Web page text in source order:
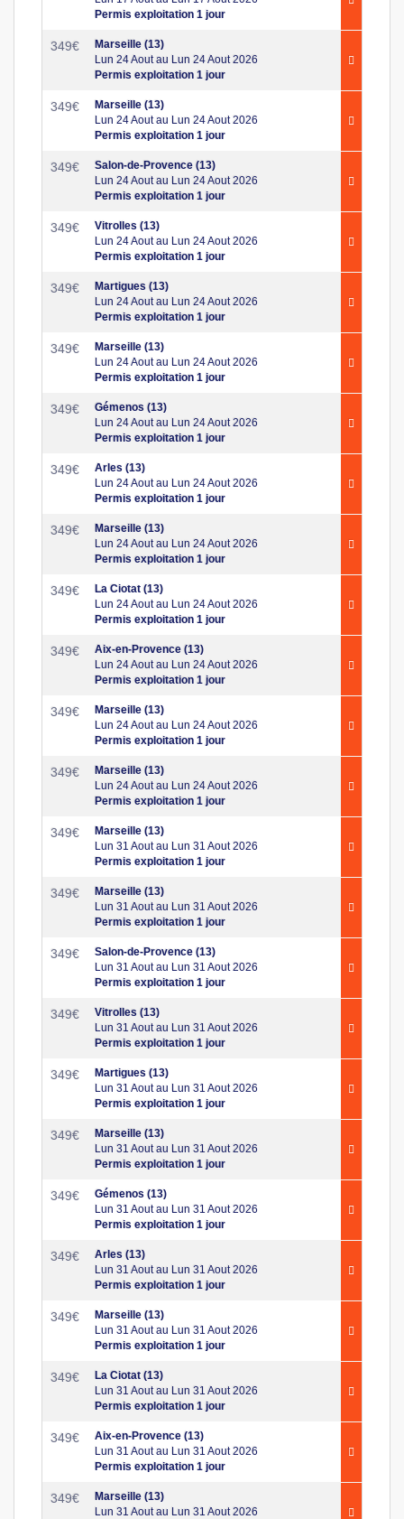
Permis exploitation 1 jour
349€
Marseille (13)
Lun 24 Aout au Lun 24 Aout 2026
Permis exploitation 1 jour
349€
Marseille (13)
Lun 24 Aout au Lun 24 Aout 2026
Permis exploitation 1 jour
349€
Salon-de-Provence (13)
Lun 24 Aout au Lun 24 Aout 2026
Permis exploitation 1 jour
349€
Vitrolles (13)
Lun 24 Aout au Lun 24 Aout 2026
Permis exploitation 1 jour
349€
Martigues (13)
Lun 24 Aout au Lun 24 Aout 2026
Permis exploitation 1 jour
349€
Marseille (13)
Lun 24 Aout au Lun 24 Aout 2026
Permis exploitation 1 jour
349€
Gémenos (13)
Lun 24 Aout au Lun 24 Aout 2026
Permis exploitation 1 jour
349€
Arles (13)
Lun 24 Aout au Lun 24 Aout 2026
Permis exploitation 1 jour
349€
Marseille (13)
Lun 24 Aout au Lun 24 Aout 2026
Permis exploitation 1 jour
349€
La Ciotat (13)
Lun 24 Aout au Lun 24 Aout 2026
Permis exploitation 1 jour
349€
Aix-en-Provence (13)
Lun 24 Aout au Lun 24 Aout 2026
Permis exploitation 1 jour
349€
Marseille (13)
Lun 24 Aout au Lun 24 Aout 2026
Permis exploitation 1 jour
349€
Marseille (13)
Lun 24 Aout au Lun 24 Aout 2026
Permis exploitation 1 jour
349€
Marseille (13)
Lun 31 Aout au Lun 31 Aout 2026
Permis exploitation 1 jour
349€
Marseille (13)
Lun 31 Aout au Lun 31 Aout 2026
Permis exploitation 1 jour
349€
Salon-de-Provence (13)
Lun 31 Aout au Lun 31 Aout 2026
Permis exploitation 1 jour
349€
Vitrolles (13)
Lun 31 Aout au Lun 31 Aout 2026
Permis exploitation 1 jour
349€
Martigues (13)
Lun 31 Aout au Lun 31 Aout 2026
Permis exploitation 1 jour
349€
Marseille (13)
Lun 31 Aout au Lun 31 Aout 2026
Permis exploitation 1 jour
349€
Gémenos (13)
Lun 31 Aout au Lun 31 Aout 2026
Permis exploitation 1 jour
349€
Arles (13)
Lun 31 Aout au Lun 31 Aout 2026
Permis exploitation 1 jour
349€
Marseille (13)
Lun 31 Aout au Lun 31 Aout 2026
Permis exploitation 1 jour
349€
La Ciotat (13)
Lun 31 Aout au Lun 31 Aout 2026
Permis exploitation 1 jour
349€
Aix-en-Provence (13)
Lun 31 Aout au Lun 31 Aout 2026
Permis exploitation 1 jour
349€
Marseille (13)
Lun 31 Aout au Lun 31 Aout 2026